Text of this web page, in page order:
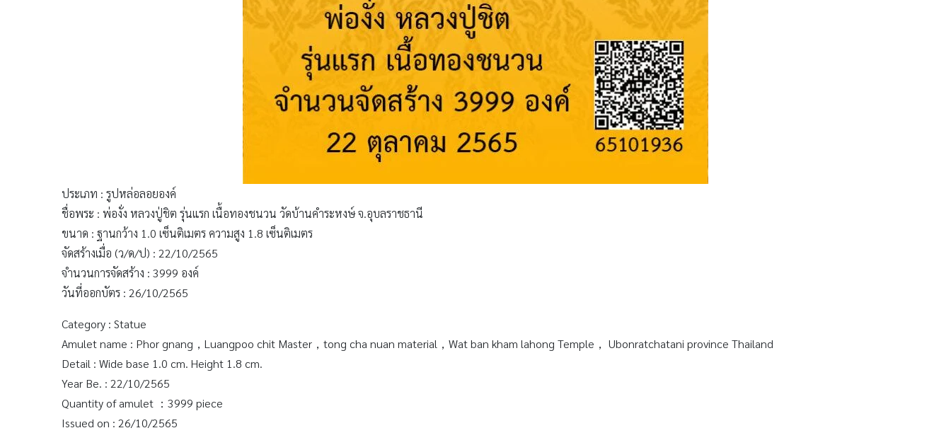
ประเภท : รูปหล่อลอยองค์
ชื่อพระ : พ่องั่ง หลวงปู่ชิต รุ่นแรก เนื้อทองชนวน วัดบ้านคำระหงษ์ จ.อุบลราชธานี
ขนาด : ฐานกว้าง 1.0 เซ็นติเมตร ความสูง 1.8 เซ็นติเมตร
จัดสร้างเมื่อ (ว/ด/ป) : 22/10/2565
จำนวนการจัดสร้าง : 3999 องค์
วันที่ออกบัตร : 26/10/2565
Category : Statue
Amulet name : Phor gnang，Luangpoo chit Master，tong cha nuan material，Wat ban kham lahong Temple， Ubonratchatani province Thailand
Detail : Wide base 1.0 cm. Height 1.8 cm.
Year Be. : 22/10/2565
Quantity of amulet ：3999 piece
Issued on : 26/10/2565